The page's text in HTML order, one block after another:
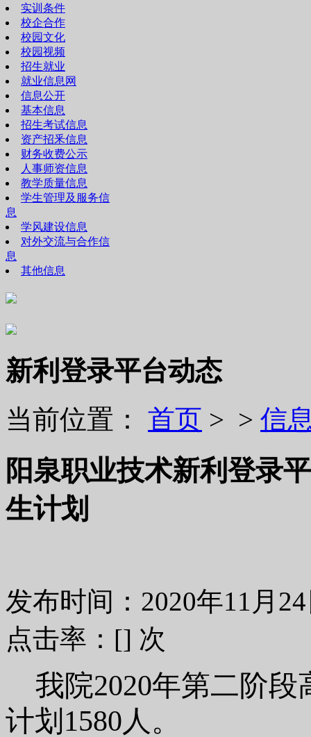
实训条件
校企合作
校园文化
校园视频
招生就业
就业信息网
信息公开
基本信息
招生考试信息
资产招釆信息
财务收费公示
人事师资信息
教学质量信息
学生管理及服务信
息
学风建设信息
对外交流与合作信
息
其他信息
新利登录平台动态
当前位置：
首页 > > 信
阳泉职业技术新利登录
生计划
发布时间：2020年11月
点击率：[] 次
我院2020年第二阶
计划1580人。